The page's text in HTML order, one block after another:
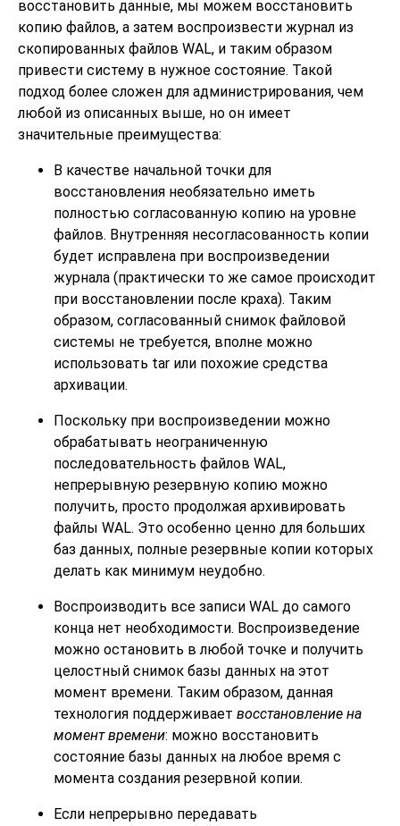
восстановить данные, мы можем восстановить
копию файлов, а затем воспроизвести журнал из
скопированных файлов WAL, и таким образом
привести систему в нужное состояние. Такой
подход более сложен для администрирования, чем
любой из описанных выше, но он имеет
значительные преимущества:
В качестве начальной точки для
восстановления необязательно иметь
полностью согласованную копию на уровне
файлов. Внутренняя несогласованность копии
будет исправлена при воспроизведении
журнала (практически то же самое происходит
при восстановлении после краха). Таким
образом, согласованный снимок файловой
системы не требуется, вполне можно
использовать tar или похожие средства
архивации.
Поскольку при воспроизведении можно
обрабатывать неограниченную
последовательность файлов WAL,
непрерывную резервную копию можно
получить, просто продолжая архивировать
файлы WAL. Это особенно ценно для больших
баз данных, полные резервные копии которых
делать как минимум неудобно.
Воспроизводить все записи WAL до самого
конца нет необходимости. Воспроизведение
можно остановить в любой точке и получить
целостный снимок базы данных на этот
момент времени. Таким образом, данная
технология поддерживает восстановление на
момент времени: можно восстановить
состояние базы данных на любое время с
момента создания резервной копии.
Если непрерывно передавать